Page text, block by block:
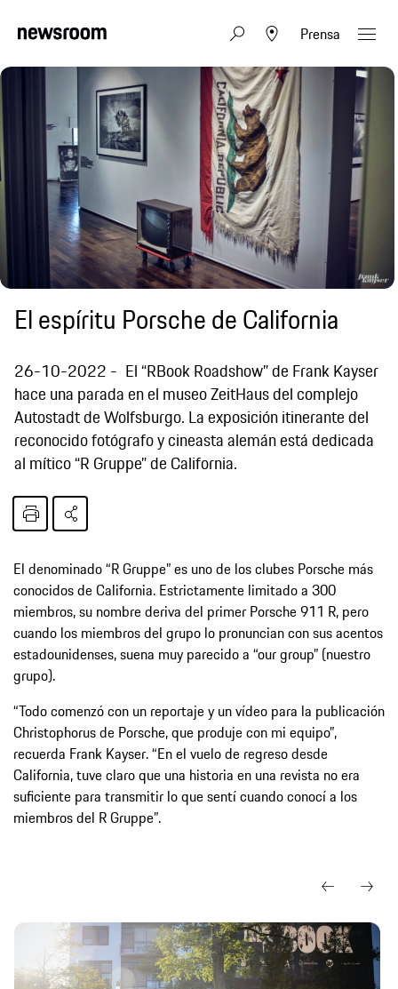
Prensa
El espíritu Porsche de California
26-10-2022
El “RBook Roadshow” de Frank Kayser
hace una parada en el museo ZeitHaus del complejo
Autostadt de Wolfsburgo. La exposición itinerante del
reconocido fotógrafo y cineasta alemán está dedicada
al mítico “R Gruppe” de California.
El denominado “R Gruppe” es uno de los clubes Porsche más
conocidos de California. Estrictamente limitado a 300
miembros, su nombre deriva del primer Porsche 911 R, pero
cuando los miembros del grupo lo pronuncian con sus acentos
estadounidenses, suena muy parecido a “our group” (nuestro
grupo).
“Todo comenzó con un reportaje y un vídeo para la publicación
Christophorus de Porsche, que produje con mi equipo”,
recuerda Frank Kayser. “En el vuelo de regreso desde
California, tuve claro que una historia en una revista no era
suficiente para transmitir lo que sentí cuando conocí a los
miembros del R Gruppe”.